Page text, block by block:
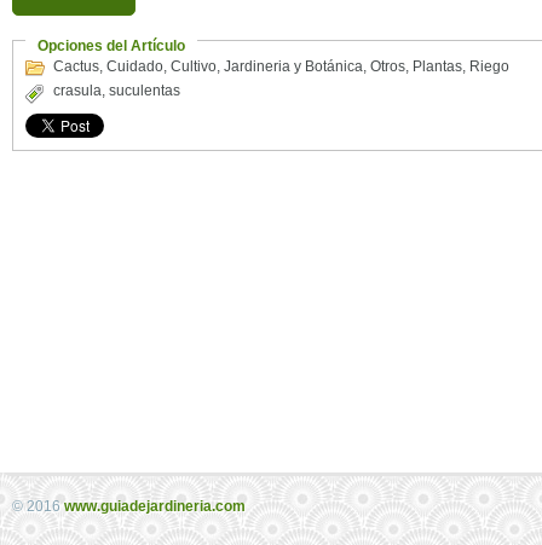
Opciones del Artículo
Cactus, Cuidado, Cultivo, Jardineria y Botánica, Otros, Plantas, Riego
crasula, suculentas
© 2016www.guiadejardineria.com